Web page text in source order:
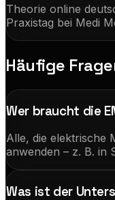
Theorie online
Praxistag bei Medi
Häufige
Wer braucht die
Alle, die elektrische
anwenden – z. B. in
Was ist der